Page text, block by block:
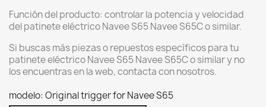
Función del producto: controlar la potencia y velocidad
del patinete eléctrico Navee S65 Navee S65C o similar.
Si buscas más piezas o repuestos específicos para tu
patinete eléctrico Navee S65 Navee S65C o similar y no
los encuentras en la web, contacta con nosotros.
modelo: Original trigger for Navee S65